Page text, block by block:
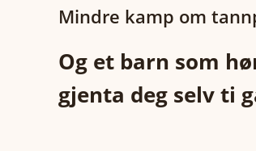
Mindre kamp om
Og et barn som
gjenta deg selv ti